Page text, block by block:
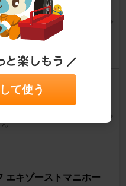
さん
LEDライセンスラ
エキゾーストマニホー
て使う